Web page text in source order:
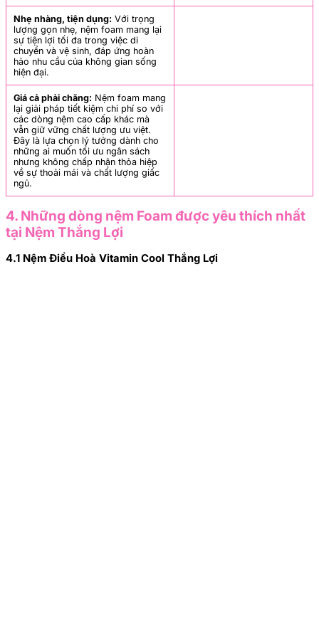
Nhẹ nhàng, tiện dụng: Với trọng
lượng gọn nhẹ, nệm foam mang lại
sự tiện lợi tối đa trong việc di
chuyển và vệ sinh, đáp ứng hoàn
hảo nhu cầu của không gian sống
hiện đại.
Giá cả phải chăng: Nệm foam mang
lại giải pháp tiết kiệm chi phí so với
các dòng nệm cao cấp khác mà
vẫn giữ vững chất lượng ưu việt.
Đây là lựa chọn lý tưởng dành cho
những ai muốn tối ưu ngân sách
nhưng không chấp nhận thỏa hiệp
về sự thoải mái và chất lượng giấc
ngủ.
4. Những dòng nệm Foam được yêu thích nhất
tại Nệm Thắng Lợi
4.1 Nệm Điều Hoà Vitamin Cool Thắng Lợi